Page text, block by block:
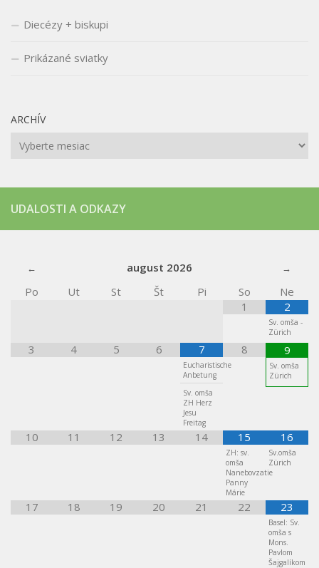
Diecézy + biskupi
Prikázané sviatky
ARCHÍV
Archív
UDALOSTI A ODKAZY
august 2026
Po
Ut St Št Pi So
Ne
1
2
Sv. omša -
Zürich
3 4 5 6 7
Eucharistische
Anbetung
Sv. omša
ZH Herz
Jesu
Freitag
8 9
Sv. omša
Zürich
10 11 12 13 14 15
ZH: sv.
omša
Nanebovzatie
Panny
Márie
16
Sv.omša
Zürich
17 18 19 20 21 22 23
Basel: Sv.
omša s
Mons.
Pavlom
Šajgalíkom